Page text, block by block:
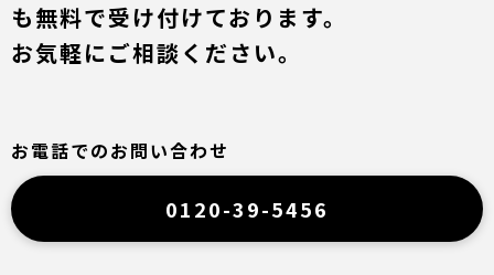
も無料で受け付けております。
お気軽にご相談ください。
お電話でのお問い合わせ
0120-39-5456